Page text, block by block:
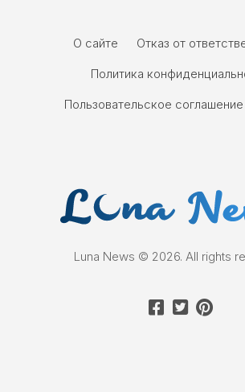
О сайте
Отказ от
Политика
Пользовательское соглашение
Luna News © 2026. All rights